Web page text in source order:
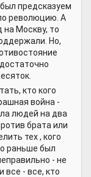
предсказуем
революцию. А
на Москву, то
Но,
кто кого
война -
людей на два
брата или
тех , кого
раньше был
- не
все - все, кто